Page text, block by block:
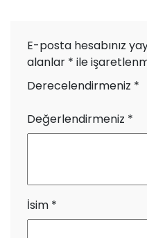
E-posta hesabınız
alanlar * ile
Derecelendirmeniz *
Değerlendirmeniz *
İsim *